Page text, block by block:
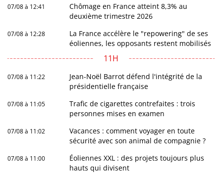
07/08 à 12:41
Chômage en France atteint 8,3% au
deuxième trimestre 2026
07/08 à 12:28
La France accélère le "repowering" de ses
éoliennes, les opposants restent mobilisés
11H
07/08 à 11:22
Jean-Noël Barrot défend l'intégrité de la
présidentielle française
07/08 à 11:05
Trafic de cigarettes contrefaites : trois
personnes mises en examen
07/08 à 11:02
Vacances : comment voyager en toute
sécurité avec son animal de compagnie ?
07/08 à 11:00
Éoliennes XXL : des projets toujours plus
hauts qui divisent